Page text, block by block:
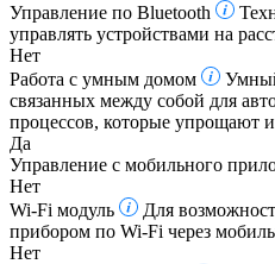
Управление по Bluetooth
управлять устройствами на
Нет
Работа с умным домом
связанных между собой для
процессов, которые упрощают
Да
Управление c мобильного
Нет
Wi-Fi модуль
Для
прибором по Wi-Fi через
Нет